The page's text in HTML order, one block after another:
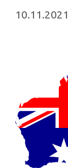
10.11.2021